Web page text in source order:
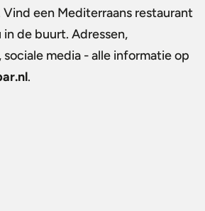
Vind een Mediterraans restaurant
in de buurt. Adressen,
media - alle informatie op
.